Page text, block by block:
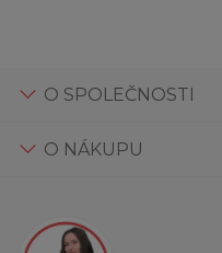
O SPOLEČNOSTI
O NÁKUPU